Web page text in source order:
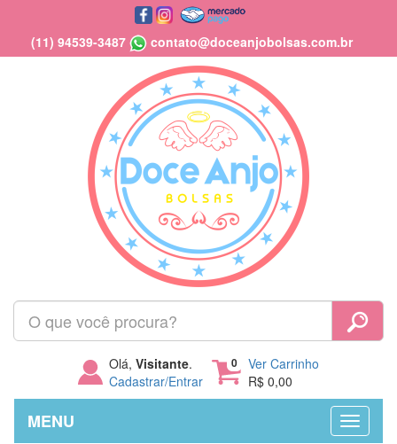
(11) 94539-3487 contato@doceanjobolsas.com.br
Olá, Visitante.
Cadastrar/Entrar
0
Ver Carrinho
R$ 0,00
MENU